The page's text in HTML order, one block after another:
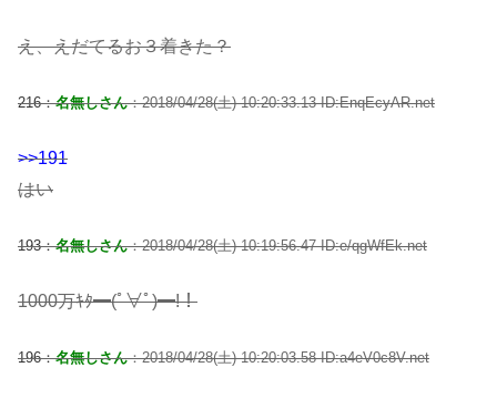
え、えだてるお３着きた？
216：名無しさん：2018/04/28(土) 10:20:33.13 ID:EnqEcyAR.net
>>191
はい
193：名無しさん：2018/04/28(土) 10:19:56.47 ID:e/qgWfEk.net
1000万ｷﾀ━(ﾟ∀ﾟ)━!！
196：名無しさん：2018/04/28(土) 10:20:03.58 ID:a4eV0c8V.net